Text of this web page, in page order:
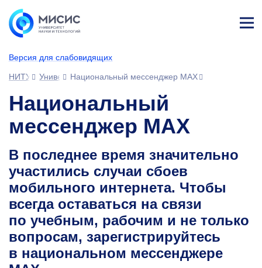
Версия для слабовидящих
НИТУ МИСИСУниверситетНациональный мессенджер MAX
Национальный
мессенджер MAX
В последнее время значительно
участились случаи сбоев
мобильного интернета. Чтобы
всегда оставаться на связи
по учебным, рабочим и не только
вопросам, зарегистрируйтесь
в национальном мессенджере